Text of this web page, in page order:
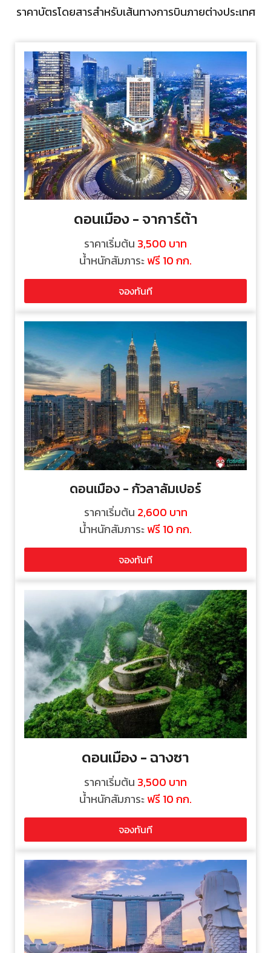
ราคาบัตรโดยสารสำหรับเส้นทางการบินภายต่างประเทศ
ดอนเมือง - จาการ์ต้า
ราคาเริ่มต้น 3,500 บาท
น้ำหนักสัมภาระฟรี 10 กก.
จองทันที
ดอนเมือง - กัวลาลัมเปอร์
ราคาเริ่มต้น 2,600 บาท
น้ำหนักสัมภาระฟรี 10 กก.
จองทันที
ดอนเมือง - ฉางซา
ราคาเริ่มต้น 3,500 บาท
น้ำหนักสัมภาระฟรี 10 กก.
จองทันที